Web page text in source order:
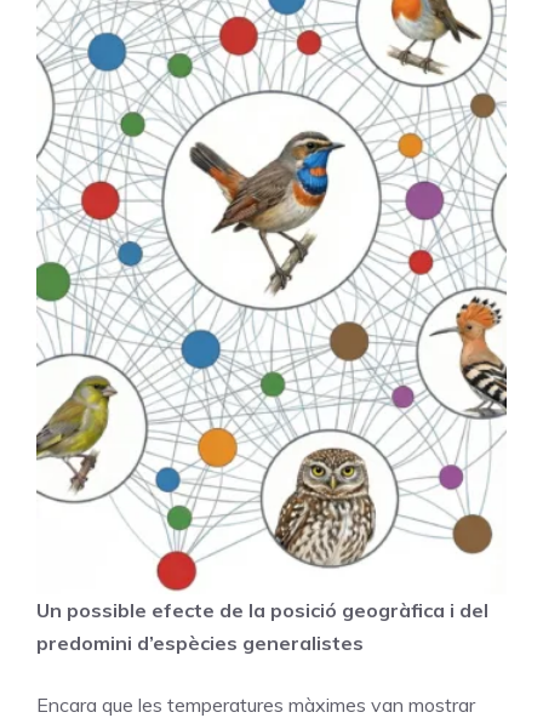
Un possible efecte de la posició geogràfica i del
predomini d’espècies generalistes
Encara que les temperatures màximes van mostrar